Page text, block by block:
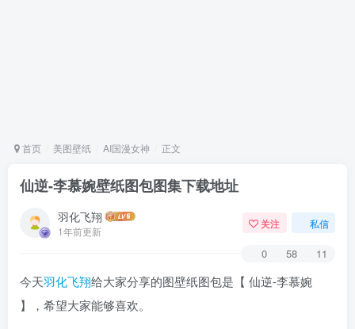
首页 美图壁纸 AI国漫女神 正文
仙逆-李慕婉壁纸图包图集下载地址
羽化飞翔
1年前更新
关注 私信
0 58 11
今天羽化飞翔给大家分享的图壁纸图包是【 仙逆-李慕婉
】，希望大家能够喜欢。